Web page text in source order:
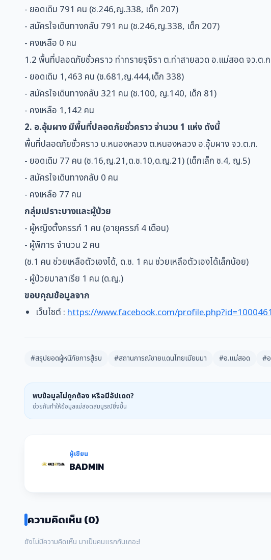
- ยอดเดิม 791 คน (ช.246,ญ.338, เด็ก 207)
- สมัครใจเดินทางกลับ 791 คน (ช.246,ญ.338, เด็ก 207)
- คงเหลือ 0 คน
1.2 พื้นที่ปลอดภัยชั่วคราว ท่าทรายรุจิรา ต.ท่าสายลวด อ.แม่สอด จว.ต.
- ยอดเดิม 1,463 คน (ช.681,ญ.444,เด็ก 338)
- สมัครใจเดินทางกลับ 321 คน (ช.100, ญ.140, เด็ก 81)
- คงเหลือ 1,142 คน
2. อ.อุ้มผาง มีพื้นที่ปลอดภัยชั่วคราว จำนวน 1 แห่ง ดังนี้
พื้นที่ปลอดภัยชั่วคราว บ.หนองหลวง ต.หนองหลวง ​อ.อุ้มผาง จว.ต.ก.
- ยอดเดิม 77 คน (ช.16,ญ.21,ด.ช.10,ด.ญ.21) (เด็กเล็ก ช.4, ญ.5)
- สมัครใจเดินทางกลับ 0 คน
- คงเหลือ 77 คน
กลุ่มเปราะบางและผู้ป่วย
- ผู้หญิงตั้งครรภ์ 1 คน (อายุครรภ์ 4 เดือน)
- ผู้พิการ จำนวน 2 คน
(ช.1 คน ช่วยเหลือตัวเองได้, ด.ช. 1 คน ช่วยเหลือตัวเองได้เล็กน้อย)
- ผู้ป่วยมาลาเรีย 1 คน (ด.ญ.)
ขอบคุณข้อมูลจาก
เว็บไซต์ : https://www.facebook.com/
#สรุปยอดผู้หนีภัยการสู้รบ #สถานการณ์ชายแดนไทยเมียนมา #อ.แม่สอด #
พบข้อมูลไม่ถูกต้อง หรือมีอัปเดต?
ช่วยกันทำให้ข้อมูลแม่สอดสมบูรณ์ยิ่งขึ้น
ผู้เขียน
BADMIN
ความคิดเห็น (0)
ยังไม่มีความคิดเห็น มาเป็นคนแรกกันเถอะ!